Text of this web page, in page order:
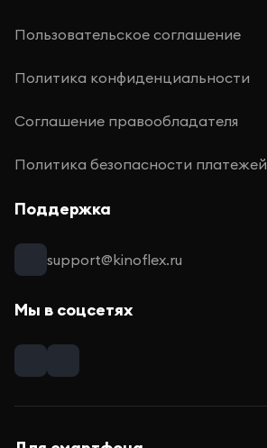
Пользовательское соглашение
Политика конфиденциальности
Соглашение правообладателя
Политика безопасности платежей
Поддержка
support@kinoflex.ru
Мы в соцсетях